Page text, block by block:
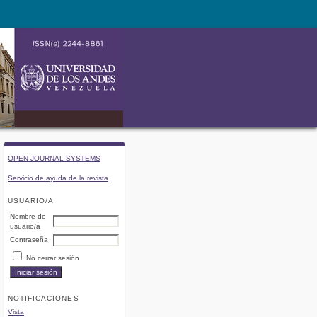
OPEN JOURNAL SYSTEMS
Servicio de ayuda de la revista
USUARIO/A
Nombre de
usuario/a
Contraseña
No cerrar sesión
NOTIFICACIONES
Vista